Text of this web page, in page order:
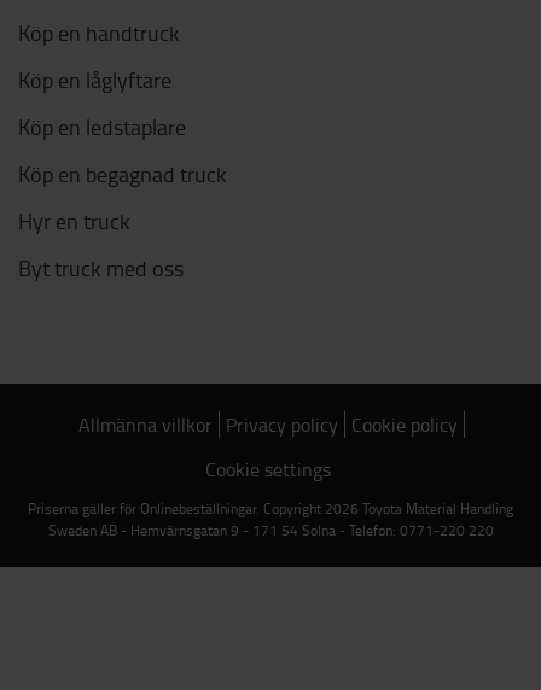
Köp en handtruck
Köp en låglyftare
Köp en ledstaplare
Köp en begagnad truck
Hyr en truck
Byt truck med oss
Allmänna villkor Privacy policy Cookie policy
Cookie settings
Priserna gäller för Onlinebeställningar. Copyright 2026 Toyota Material Handling
Sweden AB - Hemvärnsgatan 9 - 171 54 Solna - Telefon: 0771-220 220